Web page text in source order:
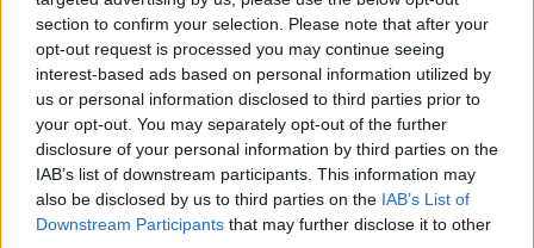
section to confirm your selection. Please note that after your
opt-out request is processed you may continue seeing
interest-based ads based on personal information utilized by
us or personal information disclosed to third parties prior to
your opt-out. You may separately opt-out of the further
disclosure of your personal information by third parties on the
IAB’s list of downstream participants. This information may
also be disclosed by us to third parties on the IAB’s List of
Downstream Participants that may further disclose it to other
Eladó:Nagyházi Galéria és
Aukciósház
Cím: Müller Márta
Nagyházi Galéria és Aukciósház
Kft.
1055 Budapest, Balaton utca 8.
Telefon: +361 475 6000 +361
4756005
Weboldal: